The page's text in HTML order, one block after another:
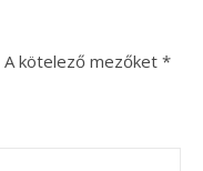
A kötelező mezőket *